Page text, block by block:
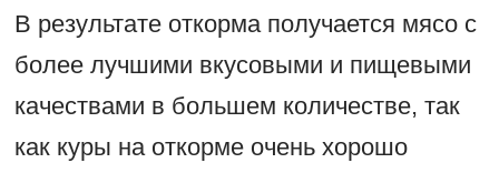
В результате откорма получается мясо с
более лучшими вкусовыми и пищевыми
качествами в большем количестве, так
как куры на откорме очень хорошо